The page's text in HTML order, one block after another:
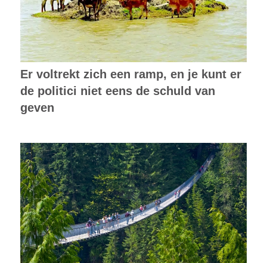
Er voltrekt zich een ramp, en je kunt er
de politici niet eens de schuld van
geven